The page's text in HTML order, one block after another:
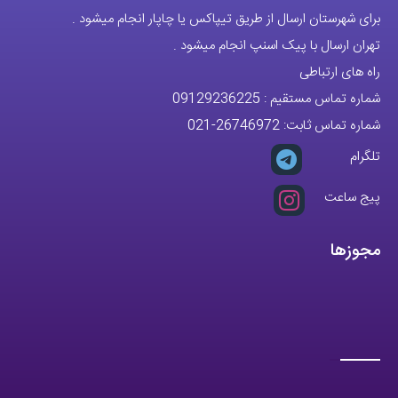
برای شهرستان ارسال از طریق تیپاکس یا چاپار انجام میشود .
تهران ارسال با پیک اسنپ انجام میشود .
راه های ارتباطی
شماره تماس مستقیم : 09129236225
شماره تماس ثابت: 26746972
-021
تلگرام
پیج ساعت
مجوزها